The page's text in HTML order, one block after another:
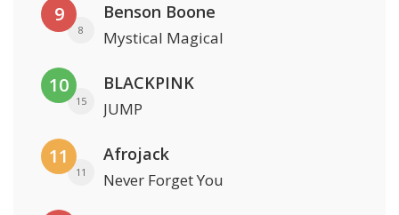
9
8
Benson Boone
Mystical Magical
10
15
BLACKPINK
JUMP
11
11
Afrojack
Never Forget You